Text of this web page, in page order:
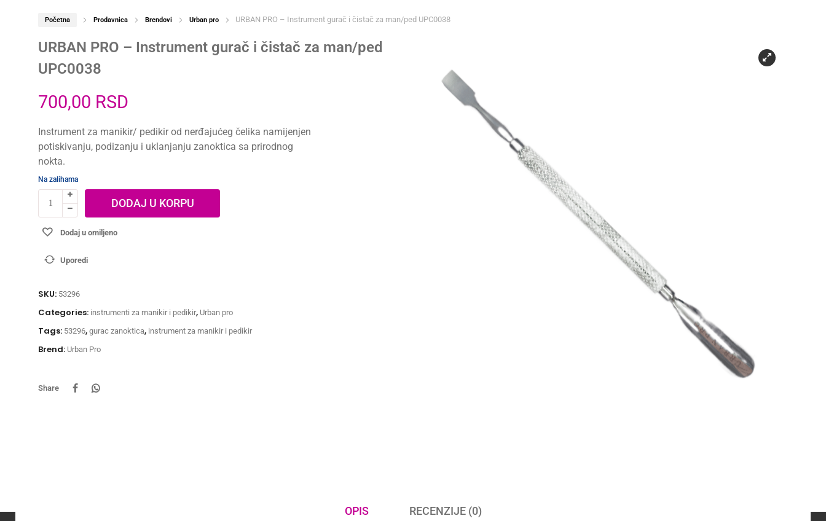
Početna Prodavnica Brendovi Urban pro URBAN PRO – Instrument gurač i čistač za man/ped UPC0038
URBAN PRO – Instrument gurač i čistač za man/ped
UPC0038
700,00 RSD
Instrument za manikir/ pedikir od nerđajućeg čelika namijenjen
potiskivanju, podizanju i uklanjanju zanoktica sa prirodnog
nokta.
Na zalihama
DODAJ U KORPU
Dodaj u omiljeno
Uporedi
SKU: 53296
Categories: instrumenti za manikir i pedikir, Urban pro
Tags: 53296, gurac zanoktica, instrument za manikir i pedikir
Brend: Urban Pro
Share
OPIS RECENZIJE (0)